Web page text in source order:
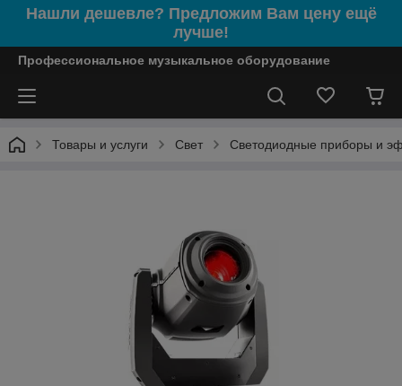
Нашли дешевле? Предложим Вам цену ещё
лучше!
Профессиональное музыкальное оборудование
Товары и услуги Свет Светодиодные приборы и